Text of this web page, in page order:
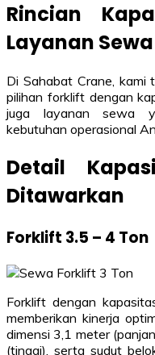
Rincian
Layanan Sewa
Di Sahabat Crane, kami
pilihan forklift dengan
juga layanan sewa
kebutuhan operasional
Detail
Ditawarkan
Forklift 3.5 – 4 Ton
Forklift dengan
memberikan kinerja
dimensi 3,1 meter
(tinggi), serta sudut